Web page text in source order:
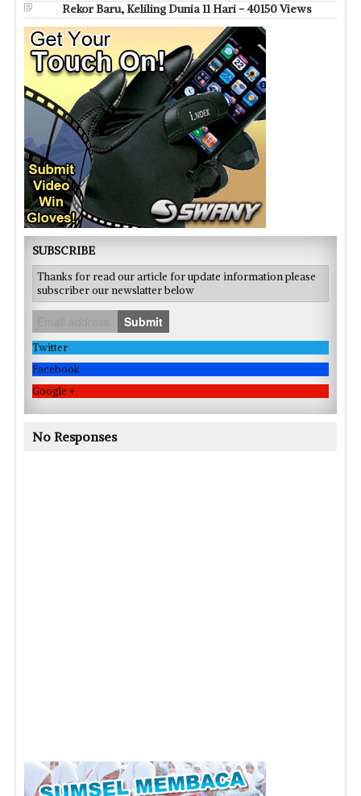
Rekor Baru, Keliling Dunia 11 Hari - 40150 Views
SUBSCRIBE
Thanks for read our article for update information please
subscriber our newslatter below
Submit
Twitter
Facebook
Google +
No Responses